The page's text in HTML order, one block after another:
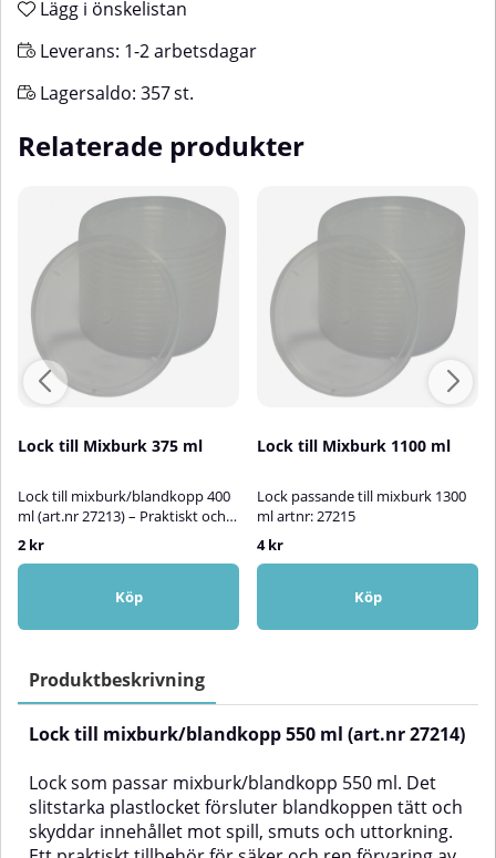
Lägg i önskelistan
Leverans: 1-2 arbetsdagar
Lagersaldo: 357st.
Relaterade produkter
Lock till Mixburk 375 ml
Lock till mixburk/blandkopp 400
ml (art.nr 27213) – Praktiskt och
tättslutande lock för säker
förvaringLock som passar till
mixburk/blandkopp på 400 ml.
Det tättslutande locket är
ett pålitligt skydd mot spill,
Perfekt för täckning av blandad
färg, lack, spackel eller andra
arbetet.✅ Fördelar med lock till
passform som förhindrar spill och
uttorkningTillverkat av slitstark
och kemikalieresistent
plastÅteranvändbart och lätt att
2 kr
Köp
Lock till Mixburk 1100 ml
Lock passande till mixburk 1300
ml artnr: 27215
4 kr
Köp
Produktbeskrivning
Lock till mixburk/blandkopp 550 ml (art.nr 27214)
Lock som passar mixburk/blandkopp 550 ml. Det
slitstarka plastlocket försluter blandkoppen tätt och
skyddar innehållet mot spill, smuts och uttorkning.